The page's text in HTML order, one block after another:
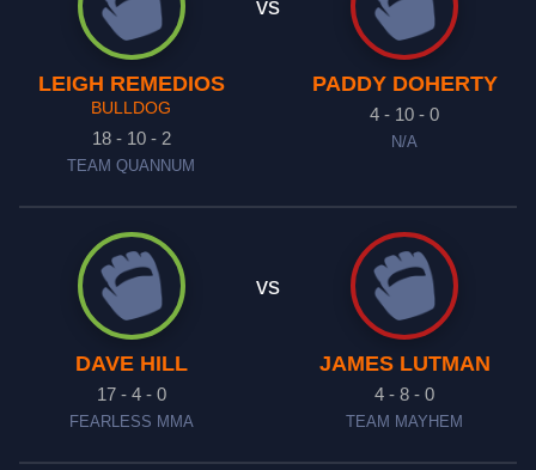
LEIGH REMEDIOS
BULLDOG
18 - 10 - 2
TEAM QUANNUM
vs
PADDY DOHERTY
4 - 10 - 0
N/A
DAVE HILL
17 - 4 - 0
FEARLESS MMA
vs
JAMES LUTMAN
4 - 8 - 0
TEAM MAYHEM